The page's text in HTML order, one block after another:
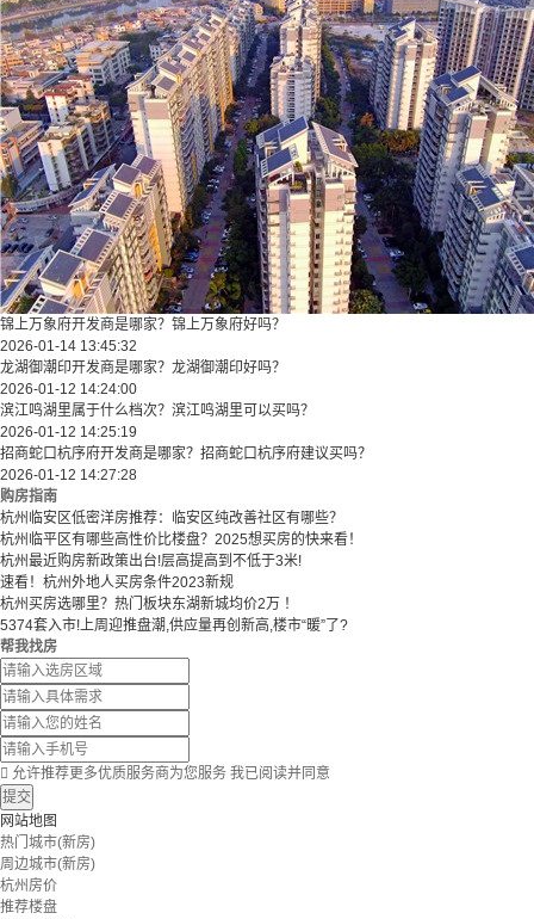
锦上万象府开发商是哪家？锦上万象府好吗？
2026-01-14 13:45:32
龙湖御潮印开发商是哪家？龙湖御潮印好吗？
2026-01-12 14:24:00
滨江鸣湖里属于什么档次？滨江鸣湖里可以买吗？
2026-01-12 14:25:19
招商蛇口杭序府开发商是哪家？招商蛇口杭序府建议买吗？
2026-01-12 14:27:28
购房指南
杭州临安区低密洋房推荐：临安区纯改善社区有哪些？
​​杭州临平区有哪些高性价比楼盘？2025想买房的快来看！​
杭州最近购房新政策出台!层高提高到不低于3米!
速看！杭州外地人买房条件2023新规
杭州买房选哪里？热门板块东湖新城均价2万 ！
5374套入市!上周迎推盘潮,供应量再创新高,楼市“暖”了?
帮我找房
 允许推荐更多优质服务商为您服务 我已阅读并同意
提交
网站地图
热门城市(新房)
周边城市(新房)
杭州房价
推荐楼盘